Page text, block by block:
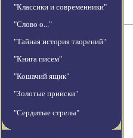
"Классики и современники"
"Слово о..."
"Тайная история творений"
"Книга писем"
"Кошачий ящик"
"Золотые прииски"
"Сердитые стрелы"